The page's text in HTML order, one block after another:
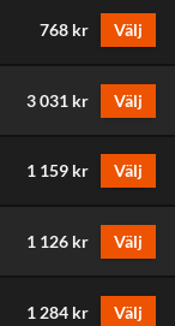
768 kr Välj
3 031 kr Välj
1 159 kr Välj
1 126 kr Välj
1 284 kr Välj